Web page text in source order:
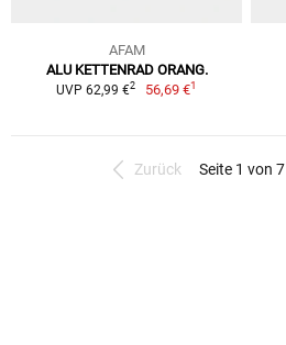
AFAM
ALU KETTENRAD ORANG.
UVP 62,99 €2 56,69 €1
Zurück Seite 1 von 7